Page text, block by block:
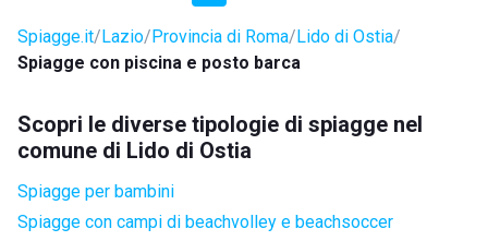
Spiagge.it Lazio Provincia di Roma Lido di Ostia
Spiagge con piscina e posto barca
Scopri le diverse tipologie di spiagge nel
comune di Lido di Ostia
Spiagge per bambini
Spiagge con campi di beachvolley e beachsoccer